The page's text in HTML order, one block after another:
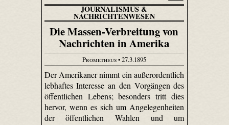
JOURNALISMUS &
NACHRICHTENWESEN
Die Massen-Verbreitung von
Nachrichten in Amerika
Prometheus• 27.3.1895
Der Amerikaner nimmt ein außerordentlich
lebhaftes Interesse an den Vorgängen des
öffentlichen Lebens; besonders tritt dies
hervor, wenn es sich um Angelegenheiten
der öffentlichen Wahlen und um